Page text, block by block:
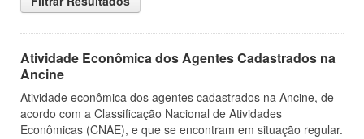
Atividade Econômica dos Agentes Cadastrados na
Ancine
Atividade econômica dos agentes cadastrados na Ancine, de
acordo com a Classificação Nacional de Atividades
Econômicas (CNAE), e que se encontram em situação regular.